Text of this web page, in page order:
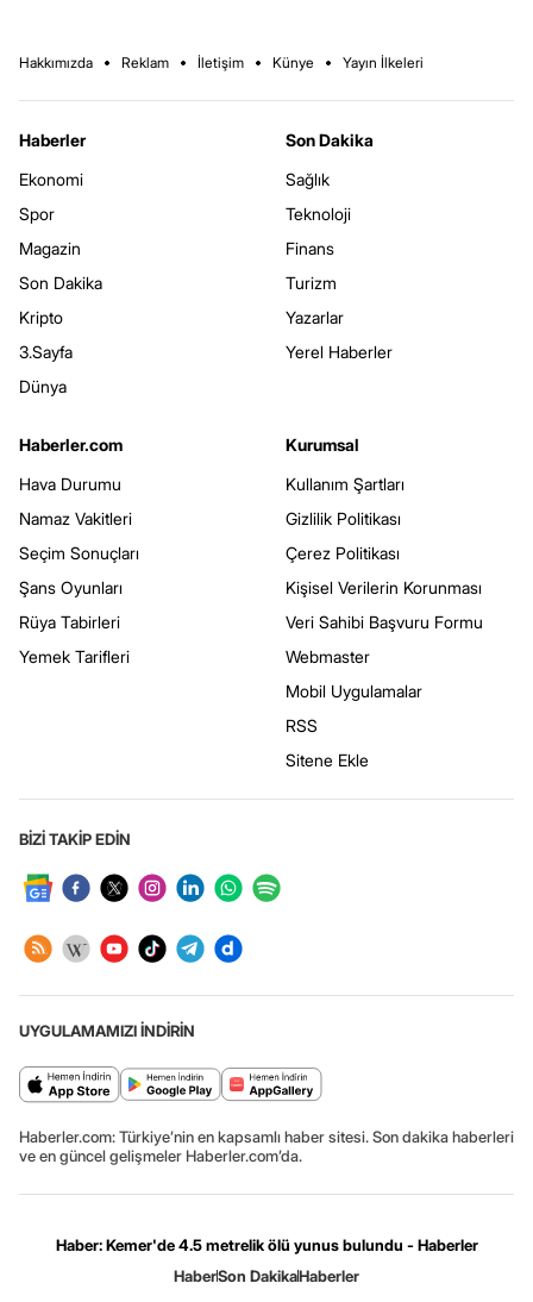
Hakkımızda Reklam İletişim Künye Yayın İlkeleri
Haberler
Ekonomi
Spor
Magazin
Son Dakika
Kripto
3.Sayfa
Dünya
Son Dakika
Sağlık
Teknoloji
Finans
Turizm
Yazarlar
Yerel Haberler
Haberler.com
Hava Durumu
Namaz Vakitleri
Seçim Sonuçları
Şans Oyunları
Rüya Tabirleri
Yemek Tarifleri
Kurumsal
Kullanım Şartları
Gizlilik Politikası
Çerez Politikası
Kişisel Verilerin Korunması
Veri Sahibi Başvuru Formu
Webmaster
Mobil Uygulamalar
RSS
Sitene Ekle
BİZİ TAKİP EDİN
UYGULAMAMIZI İNDİRİN
Haberler.com: Türkiye’nin en kapsamlı haber sitesi. Son dakika haberleri
ve en güncel gelişmeler Haberler.com’da.
Haber: Kemer'de 4.5 metrelik ölü yunus bulundu - Haberler
HaberSon DakikaHaberler